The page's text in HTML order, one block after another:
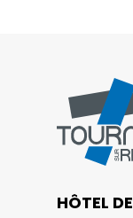
HÔTEL